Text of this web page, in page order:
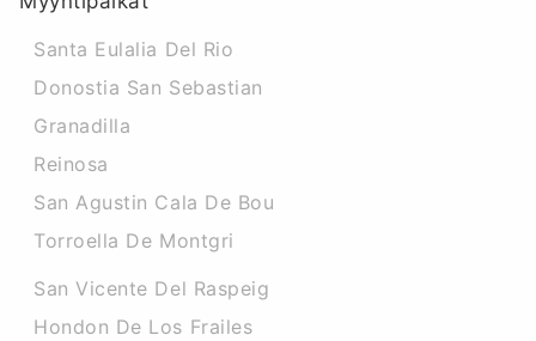
Santa Eulalia Del Rio
Donostia San Sebastian
Granadilla
Reinosa
San Agustin Cala De Bou
Torroella De Montgri
San Vicente Del Raspeig
Hondon De Los Frailes